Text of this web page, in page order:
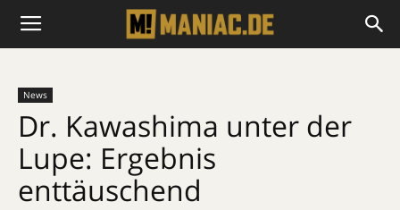
News
Dr. Kawashima unter der
Lupe: Ergebnis
enttäuschend